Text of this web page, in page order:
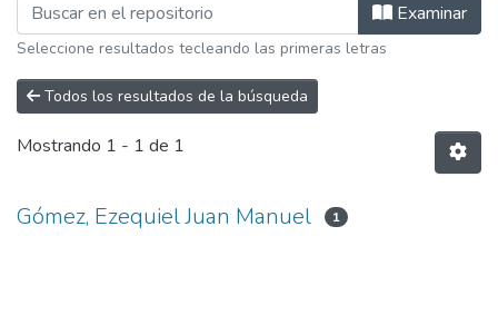
Examinar
Seleccione resultados tecleando las primeras letras
Todos los resultados de la búsqueda
Mostrando 1 - 1 de 1
Gómez, Ezequiel Juan Manuel 1